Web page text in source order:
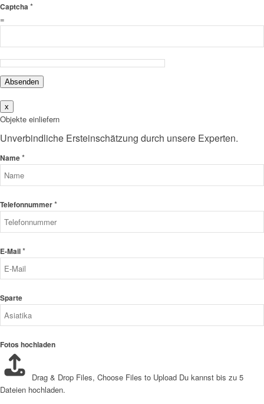
Captcha *
=
Absenden
x
Objekte einliefern
Unverbindliche Ersteinschätzung durch unsere Experten.
Name*
Telefonnummer*
E-Mail*
Sparte
Fotos hochladen
Drag & Drop Files, Choose Files to Upload Du kannst bis zu 5
Dateien hochladen.